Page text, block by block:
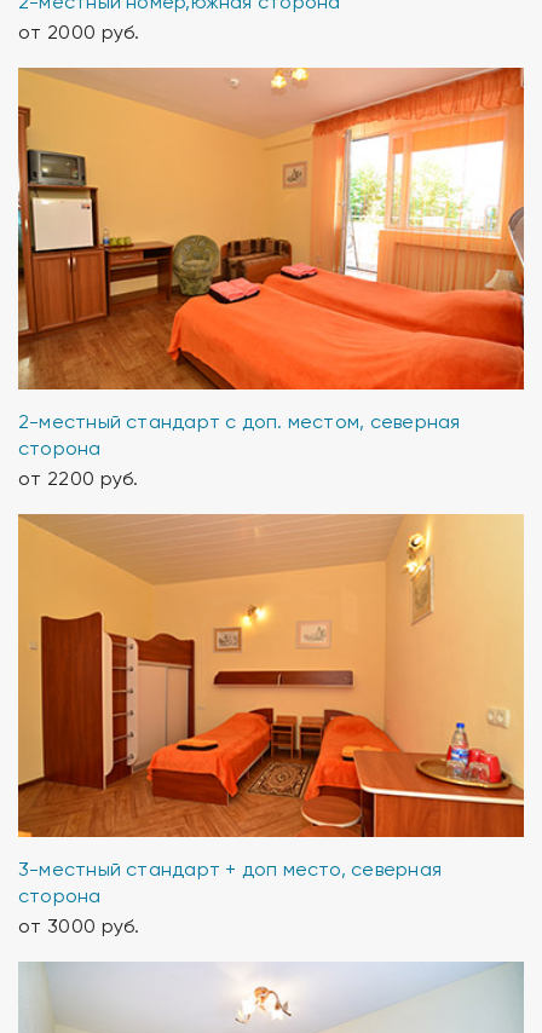
от 2000 руб.
2-местный стандарт с доп. местом, северная
сторона
от 2200 руб.
3-местный стандарт + доп место, северная
сторона
от 3000 руб.